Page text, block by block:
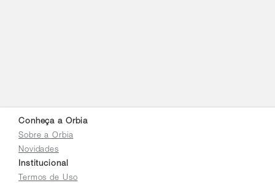
Conheça a Orbia
Sobre a Orbia
Novidades
Institucional
Termos de Uso